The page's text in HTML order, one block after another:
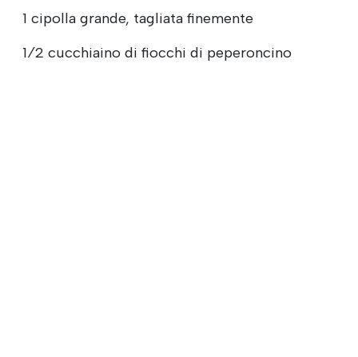
1 cipolla grande, tagliata finemente
1⁄2 cucchiaino di fiocchi di peperoncino